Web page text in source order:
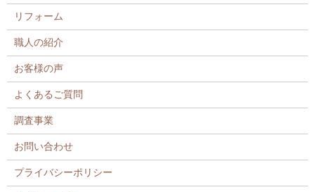
リフォーム
職人の紹介
お客様の声
よくあるご質問
調査事業
お問い合わせ
プライバシーポリシー